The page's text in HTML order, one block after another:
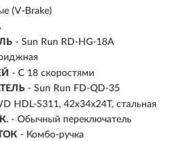
(V-Brake)
- Sun Run RD-HG-18A
- С 18 скоростями
- Sun Run FD-QD-35
HDL-S311, 42x34x24T, стальная
- Обычный переключатель
- Комбо-ручка